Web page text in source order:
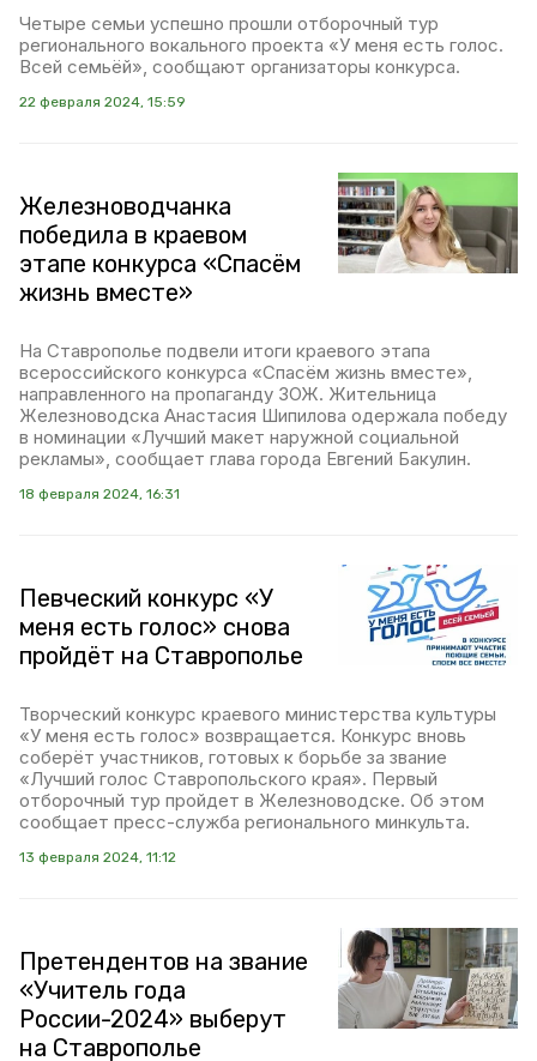
Четыре семьи успешно прошли отборочный тур
регионального вокального проекта «У меня есть голос.
Всей семьёй», сообщают организаторы конкурса.
22 февраля 2024, 15:59
Железноводчанка
победила в краевом
этапе конкурса «Спасём
жизнь вместе»
На Ставрополье подвели итоги краевого этапа
всероссийского конкурса «Спасём жизнь вместе»,
направленного на пропаганду ЗОЖ. Жительница
Железноводска Анастасия Шипилова одержала победу
в номинации «Лучший макет наружной социальной
рекламы», сообщает глава города Евгений Бакулин.
18 февраля 2024, 16:31
Певческий конкурс «У
меня есть голос» снова
пройдёт на Ставрополье
Творческий конкурс краевого министерства культуры
«У меня есть голос» возвращается. Конкурс вновь
соберёт участников, готовых к борьбе за звание
«Лучший голос Ставропольского края». Первый
отборочный тур пройдет в Железноводске. Об этом
сообщает пресс-служба регионального минкульта.
13 февраля 2024, 11:12
Претендентов на звание
«Учитель года
России-2024» выберут
на Ставрополье